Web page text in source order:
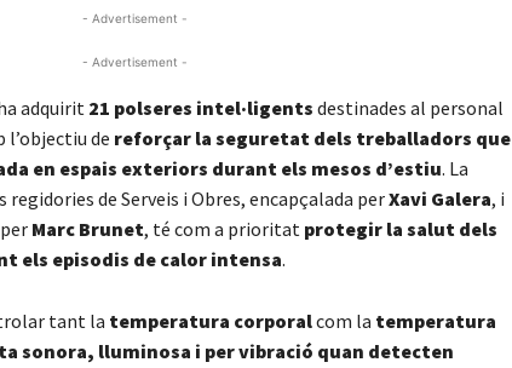
- Advertisement -
- Advertisement -
adquirit21 polseres intel·ligents destinades al personal
l’objectiu de reforçar la seguretat dels treballadors que
en espais exteriors durant els mesos d’estiu. La
de Serveis i Obres, encapçalada perXavi Galera, i
Marc Brunet, té com a prioritat protegir la salut dels
els episodis de calor intensa.
tant la temperatura corporalcom la temperatura
sonora, lluminosa i per vibració quan detecten